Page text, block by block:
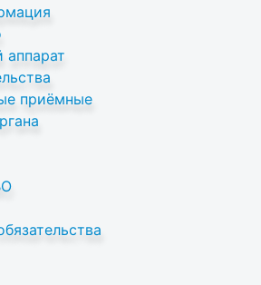
аппарат
приёмные